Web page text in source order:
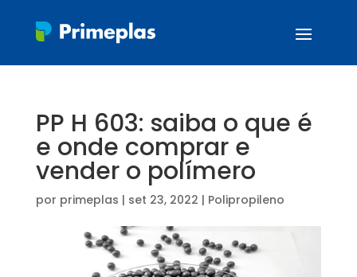
PP H 603: saiba o que é
e onde comprar e
vender o polímero
por primeplas | set 23, 2022 | Polipropileno